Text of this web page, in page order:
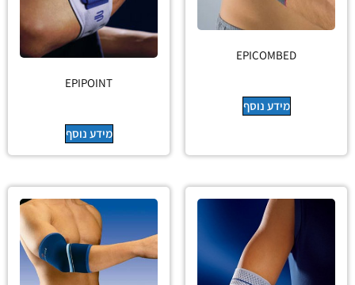
EPICOMBED
מידע נוסף
EPIPOINT
מידע נוסף